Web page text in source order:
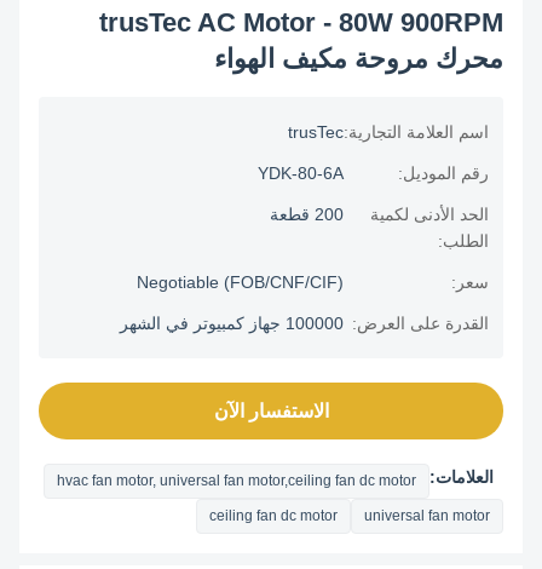
trusTec AC Motor - 80W 900RPM
محرك مروحة مكيف الهواء
اسم العلامة التجارية:trusTec
رقم الموديل: YDK-80-6A
الحد الأدنى لكمية
الطلب:
200 قطعة
Negotiable (FOB/CNF/CIF)
القدرة على العرض: 100000 جهاز كمبيوتر في الشهر
الاستفسار الآن
العلامات: hvac fan motor, universal fan motor,ceiling fan dc motor
universal fan motor
ceiling fan dc motor